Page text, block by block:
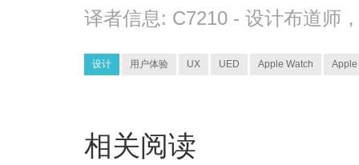
译者信息: C7210 - 设计布道师
设计 用户体验 UX UED Apple Watch Apple
相关阅读